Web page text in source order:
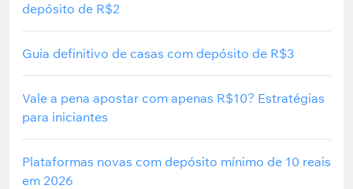
depósito de R$2
Guia definitivo de casas com depósito de R$3
Vale a pena apostar com apenas R$10? Estratégias
para iniciantes
Plataformas novas com depósito mínimo de 10 reais
em 2026